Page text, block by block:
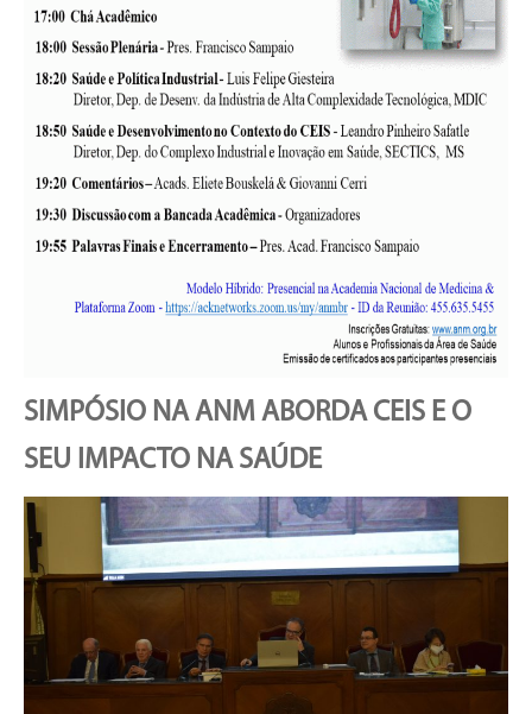
SIMPÓSIO NA ANM ABORDA CEIS E O
SEU IMPACTO NA SAÚDE